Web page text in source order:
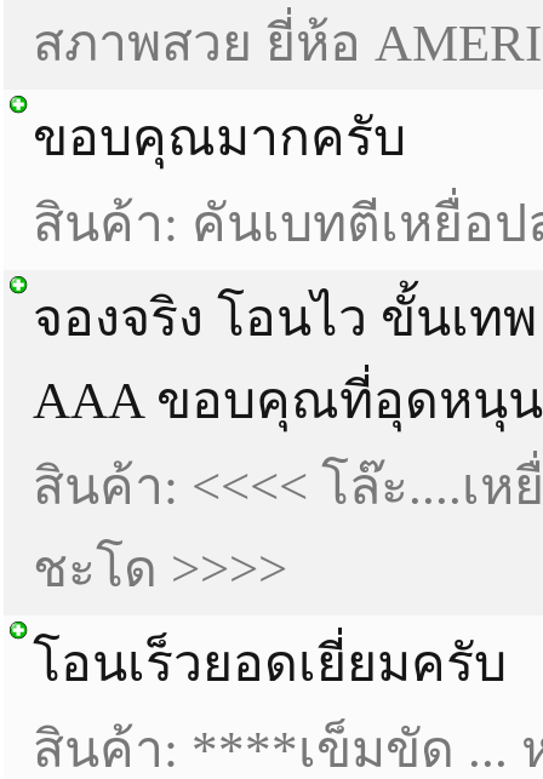
สภาพสวย ยี่ห้อ
ขอบคุณมากครับ
สินค้า: คันเบทตีเหยื่อ
จองจริง โอนไว ขั้นเท
AAA ขอบคุณที่อุดหนุน
สินค้า: <<<< โล๊ะ....เห
ชะโด >>>>
โอนเร็วยอดเยี่ยมครับ
สินค้า: ****เข็มขัด ...